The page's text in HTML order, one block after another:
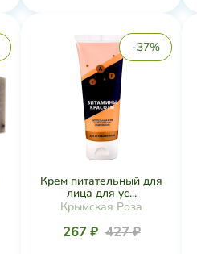
-37%
Крем питательный для
лица для ус...
Крымская Роза
267 ₽ 427 ₽